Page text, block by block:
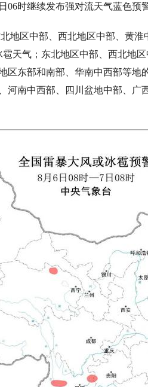
06时继续发布强对流天气蓝色预
地区中部、西北地区中部、黄
天气；东北地区中部、西北地
区东部和南部、华南中西部等地
河南中西部、四川盆地中部、广